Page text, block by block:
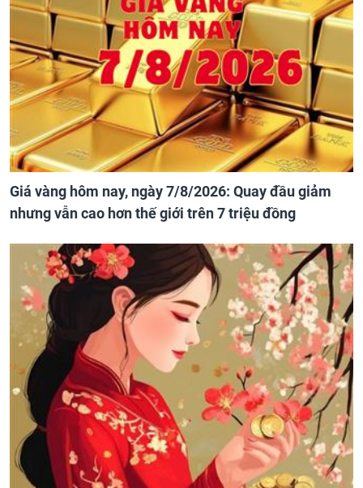
Giá vàng hôm nay, ngày 7/8/2026: Quay đầu giảm
nhưng vẫn cao hơn thế giới trên 7 triệu đồng